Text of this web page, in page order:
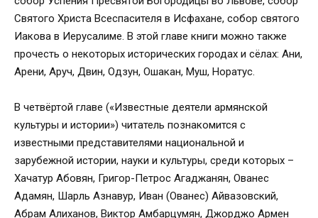
Святого Христа Всеспасителя в Исфахане, собор святого
Иакова в Иерусалиме. В этой главе книги можно также
прочесть о некоторых исторических городах и сёлах: Ани,
Арени, Аруч, Двин, Одзун, Ошакан, Муш, Норатус.
В четвёртой главе («Известные деятели армянской
культуры и истории») читатель познакомится с
известными представителями национальной и
зарубежной истории, науки и культуры, среди которых –
Хачатур Абовян, Григор-Петрос Агаджанян, Ованес
Адамян, Шарль Азнавур, Иван (Ованес) Айвазовский,
Абрам Алиханов, Виктор Амбарцумян, Джорджо Армен